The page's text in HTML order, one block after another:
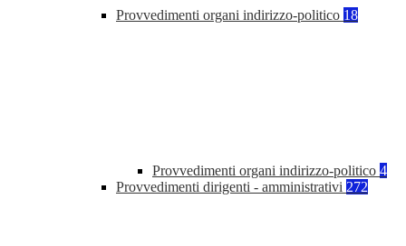
Provvedimenti organi indirizzo-politico 18
Provvedimenti organi indirizzo-politico 4
Provvedimenti dirigenti - amministrativi 272